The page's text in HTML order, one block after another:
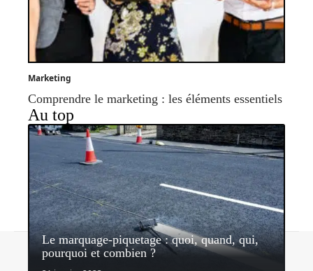
Marketing
Comprendre le marketing : les éléments essentiels
Au top
Le marquage-piquetage : quoi, quand, qui,
pourquoi et combien ?
Contact Mentions légales Sitemap